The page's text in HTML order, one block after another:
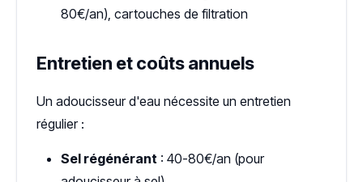
80€/an), cartouches de filtration
Entretien et coûts annuels
Un adoucisseur d'eau nécessite un entretien
régulier :
Sel régénérant : 40-80€/an (pour